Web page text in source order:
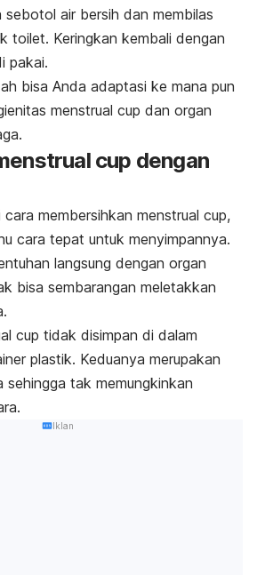
sebotol air bersih dan membilas
toilet. Keringkan kembali dengan
pakai.
bisa Anda adaptasi ke mana pun
menstrual cup dan organ
cup dengan
membersihkan menstrual cup,
cara tepat untuk menyimpannya.
langsung dengan organ
bisa sembarangan meletakkan
cup tidak disimpan di dalam
plastik. Keduanya merupakan
tak memungkinkan
Iklan